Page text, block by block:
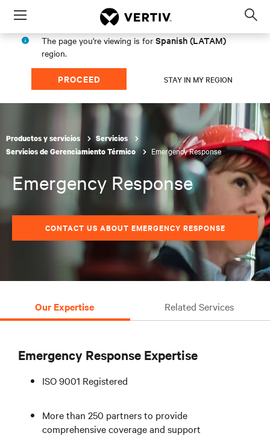
Menu
The page you're viewing is for Spanish (LATAM)
region.
PROCEED STAY IN MY REGION
Productos y servicios
Servicios
Servicios de Gerenciamiento Térmico
Emergency Response
Emergency Response
CONTACT US ABOUT EMERGENCY RESPONSE
Our Expertise Related Services
Emergency Response Expertise
ISO 9001 Registered
More than 250 partners to provide
comprehensive coverage and support